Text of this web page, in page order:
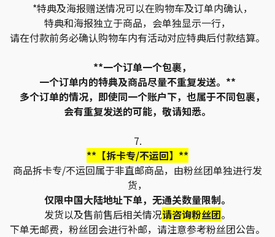
*特典及海报赠送情况可以在购物车及订单内确认，
特典和海报独立于商品，会单独显示一行，
请在付款前务必确认购物车内有活动对应特典后付款结算。
**一个订单一个包裹，
一个订单内的特典及商品尽量不重复发送。**
多个订单的情况，即使同一个账户下，也属于不同包裹，
会有重复发送的可能，敬请知悉。
7.
**【拆卡专/不运回】**
商品拆卡专/不运回属于非直邮商品，由粉丝团单独进行发
货，
仅限中国大陆地址下单，无通关数量限制。
发货以及售前售后相关情况请咨询粉丝团。
下单无邮费，粉丝团会进行补邮，请注意参考粉丝团公告。